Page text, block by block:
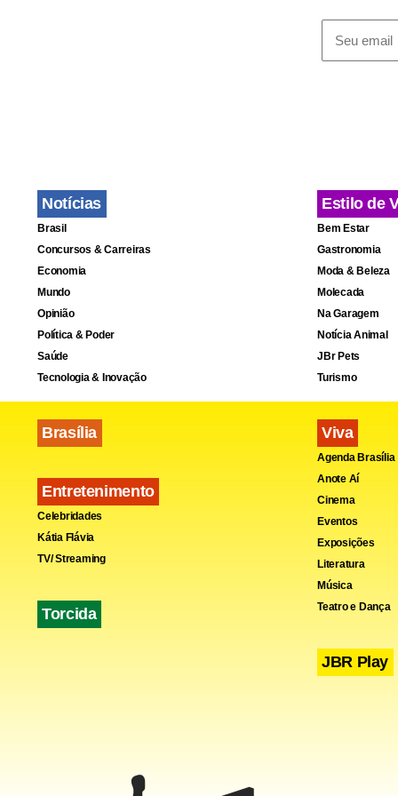
Dilma
regiões
Dilma
afirmou
matriz
quer
Perguntada
disse que o
que eu
Notícias
Brasil
Concursos & Carreiras
Economia
Mundo
Opinião
Política & Poder
Saúde
Tecnologia & Inovação
Brasília
Entretenimento
Celebridades
Kátia Flávia
TV/ Streaming
Torcida
Estilo de
Bem Estar
Gastronomia
Moda & Beleza
Molecada
Na Garagem
Notícia Animal
JBr Pets
Turismo
Viva
Agenda Brasília
Anote Aí
Cinema
Eventos
Exposições
Literatura
Música
Teatro e Dança
JBR Play